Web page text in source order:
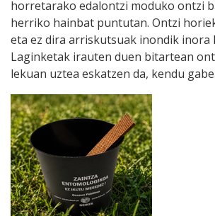
horretarako edalontzi moduko ontzi
herriko hainbat puntutan. Ontzi
eta ez dira arriskutsuak inondik
Laginketak irauten duen bitartean
lekuan uztea eskatzen da, kendu gabe.